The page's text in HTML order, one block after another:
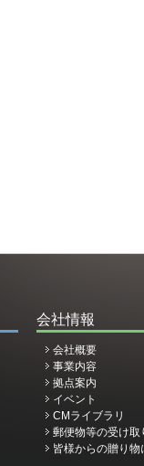
会社情報
会社概要
事業内容
拠点案内
イベント
CMライブラリ
郵便物等の受け取
皆様からの贈り